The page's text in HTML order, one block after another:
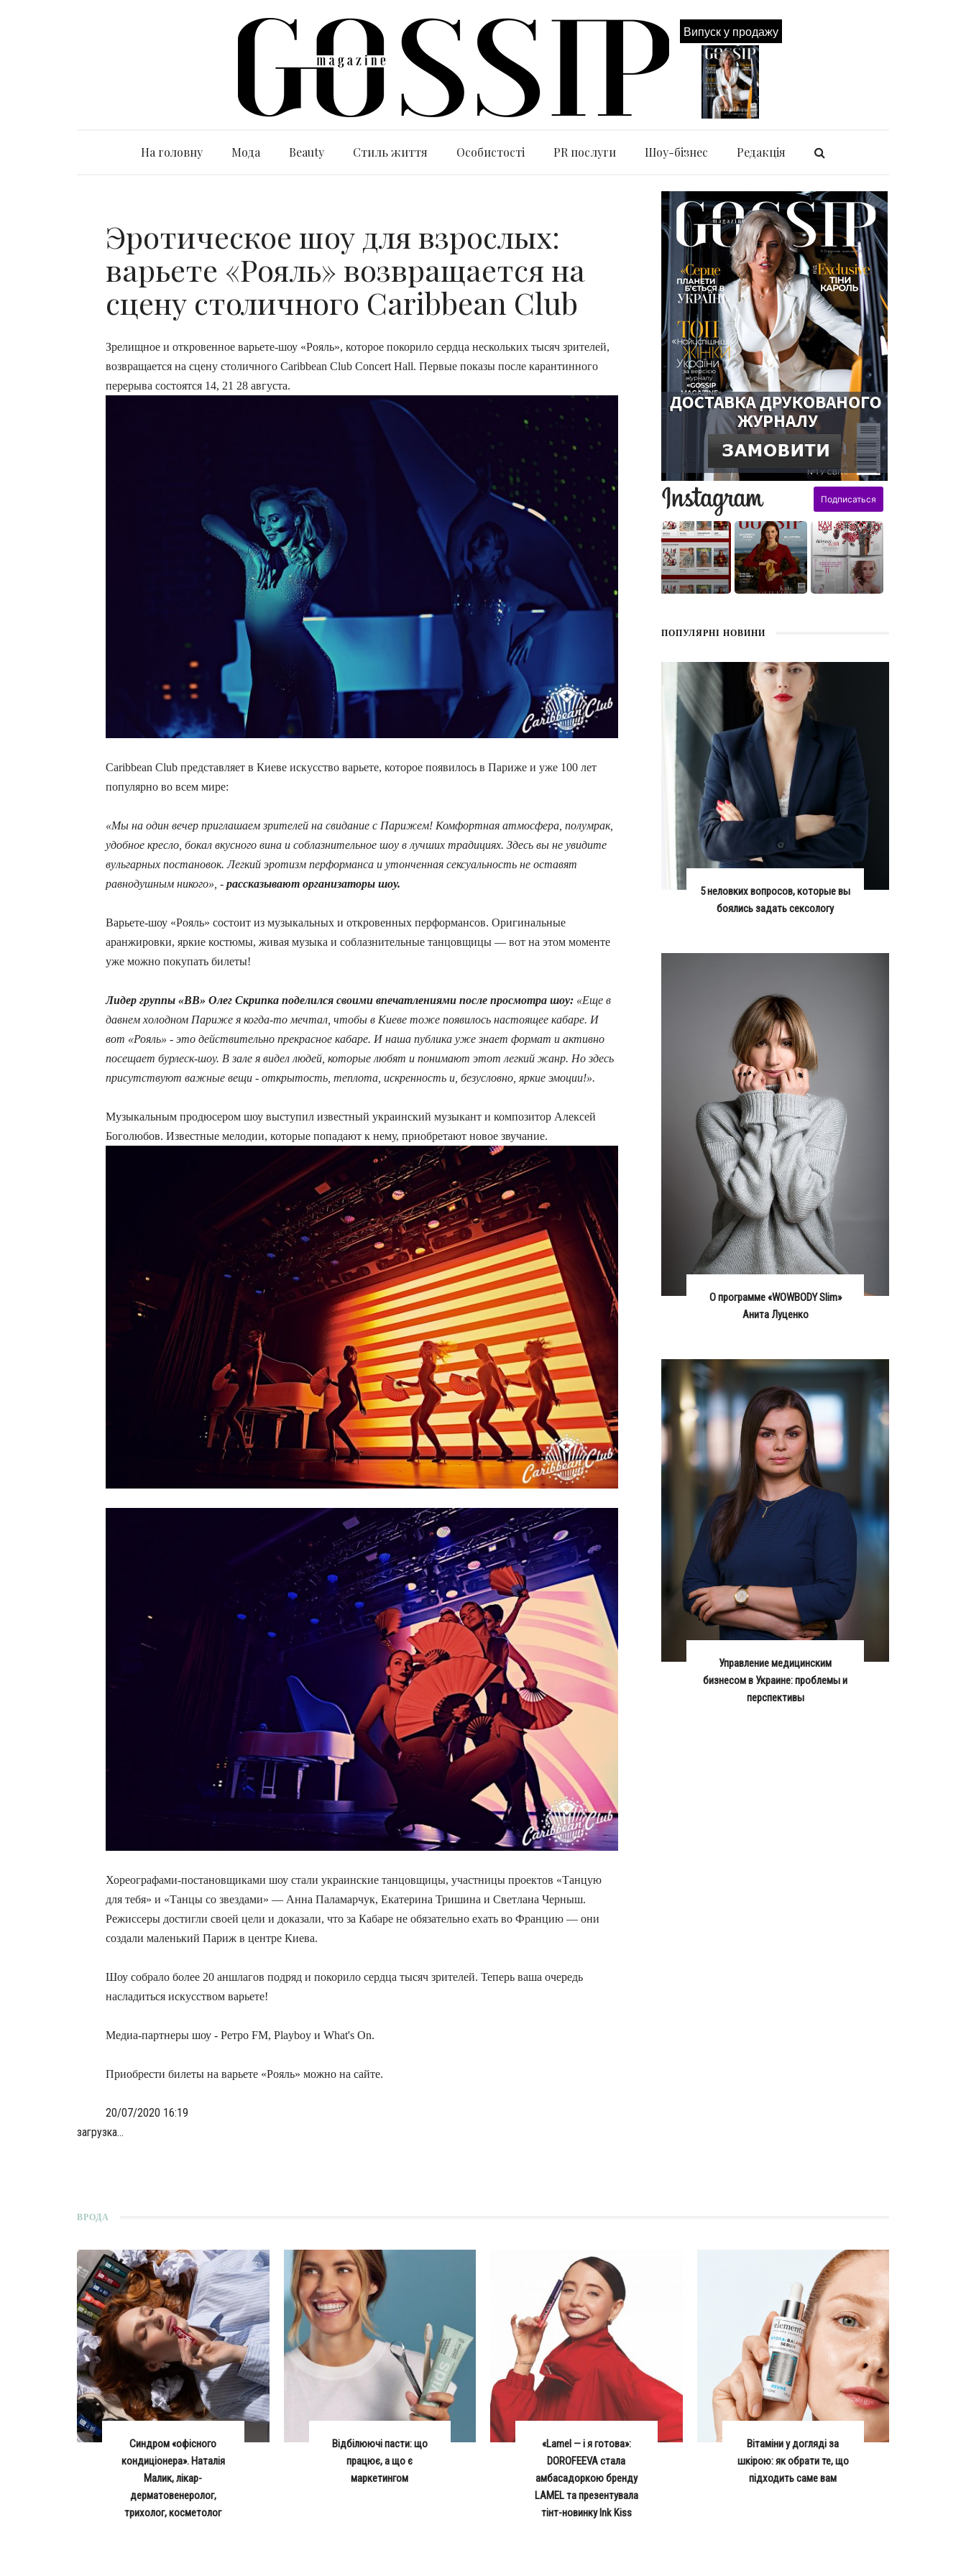
Випуск у продажу
На головну Мода Beauty Стиль життя Особистості PR послуги Шоу-бізнес Редакція
Эротическое шоу для взрослых:
варьете «Рояль» возвращается на
сцену столичного Caribbean Club
Зрелищное и откровенное варьете-шоу «Рояль», которое покорило сердца нескольких тысяч зрителей,
возвращается на сцену столичного Caribbean Club Concert Hall. Первые показы после карантинного
перерыва состоятся 14, 21 28 августа.
Caribbean Club представляет в Киеве искусство варьете, которое появилось в Париже и уже 100 лет
популярно во всем мире:
«Мы на один вечер приглашаем зрителей на свидание с Парижем! Комфортная атмосфера, полумрак,
удобное кресло, бокал вкусного вина и соблазнительное шоу в лучших традициях. Здесь вы не увидите
вульгарных постановок. Легкий эротизм перформанса и утонченная сексуальность не оставят
равнодушным никого», - рассказывают организаторы шоу.
Варьете-шоу «Рояль» состоит из музыкальных и откровенных перформансов. Оригинальные
аранжировки, яркие костюмы, живая музыка и соблазнительные танцовщицы — вот на этом моменте
уже можно покупать билеты!
Лидер группы «ВВ» Олег Скрипка поделился своими впечатлениями после просмотра шоу: «Еще в
давнем холодном Париже я когда-то мечтал, чтобы в Киеве тоже появилось настоящее кабаре. И
вот «Рояль» - это действительно прекрасное кабаре. И наша публика уже знает формат и активно
посещает бурлеск-шоу. В зале я видел людей, которые любят и понимают этот легкий жанр. Но здесь
присутствуют важные вещи - открытость, теплота, искренность и, безусловно, яркие эмоции!».
Музыкальным продюсером шоу выступил известный украинский музыкант и композитор Алексей
Боголюбов. Известные мелодии, которые попадают к нему, приобретают новое звучание.
Хореографами-постановщиками шоу стали украинские танцовщицы, участницы проектов «Танцую
для тебя» и «Танцы со звездами» — Анна Паламарчук, Екатерина Тришина и Светлана Черныш.
Режиссеры достигли своей цели и доказали, что за Кабаре не обязательно ехать во Францию — они
создали маленький Париж в центре Киева.
Шоу собрало более 20 аншлагов подряд и покорило сердца тысяч зрителей. Теперь ваша очередь
насладиться искусством варьете!
Медиа-партнеры шоу - Ретро FM, Playboy и What's On.
Приобрести билеты на варьете «Рояль» можно на сайте.
20/07/2020 16:19
загрузка...
поздравления
ПОПУЛЯРНІ НОВИНИ
5 неловких вопросов, которые вы
боялись задать сексологу
О программе «WOWBODY Slim»
Анита Луценко
Управление медицинским
бизнесом в Украине: проблемы и
перспективы
ВРОДА
Синдром «офісного
кондиціонера». Наталія
Малик, лікар-
дерматовенеролог,
трихолог, косметолог
Відбілюючі пасти: що
працює, а що є
маркетингом
«Lamel — і я готова»:
DOROFEEVA стала
амбасадоркою бренду
LAMEL та презентувала
тінт-новинку Ink Kiss
Вітаміни у догляді за
шкірою: як обрати те, що
підходить саме вам